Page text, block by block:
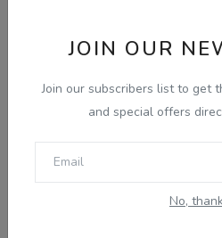
JOIN OUR
Join our subscribers list to get
and special offers
No,
Comments
Email